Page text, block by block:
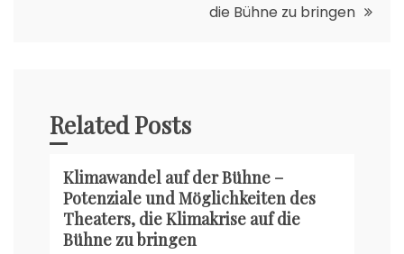
die Bühne zu bringen
Related Posts
Klimawandel auf der Bühne –
Potenziale und Möglichkeiten des
Theaters, die Klimakrise auf die
Bühne zu bringen